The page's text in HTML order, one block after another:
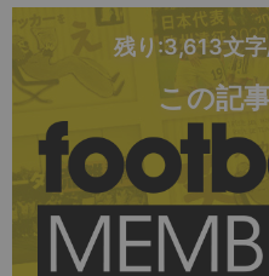
残り:3,613文
この記